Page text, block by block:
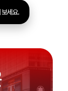
세요.